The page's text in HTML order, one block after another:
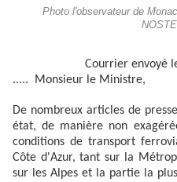
Photo l'observateur de
Courrier envoyé le
..... Monsieur le Ministre,
De nombreux articles de
état, de manière non
conditions de transport
Côte d'Azur, tant sur la
sur les Alpes et la partie la